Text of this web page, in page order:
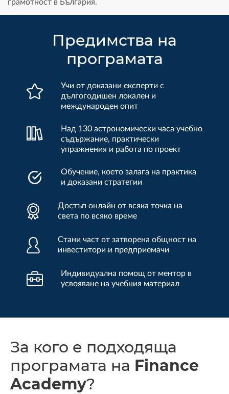
оценка 5/5 от над 2 500+
грамотност в България.
Предимства на
програмата
Учи от доказани експерти с
дългогодишен локален и
международен опит
Над 130 астрономически часа учебно
съдържание, практически
упражнения и работа по проект
Обучение, което залага на практика
и доказани стратегии
Достъп онлайн от всяка точка на
света по всяко време
Стани част от затворена общност на
инвеститори и предприемачи
Индивидуална помощ от ментор в
усвояване на учебния материал
За кого е подходяща
програмата на Finance
Academy?